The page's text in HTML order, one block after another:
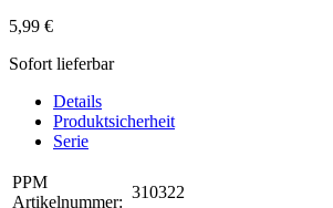
5,99 €
Sofort lieferbar
Details
Produktsicherheit
Serie
PPM
Artikelnummer:
310322